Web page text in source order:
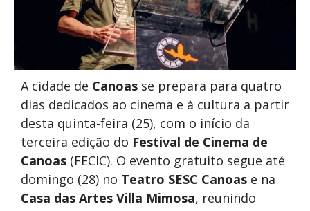
A cidade de Canoas se prepara para quatro
dias dedicados ao cinema e à cultura a partir
desta quinta-feira (25), com o início da
terceira edição do Festival de Cinema de
Canoas (FECIC). O evento gratuito segue até
domingo (28) no Teatro SESC Canoas e na
Casa das Artes Villa Mimosa, reunindo